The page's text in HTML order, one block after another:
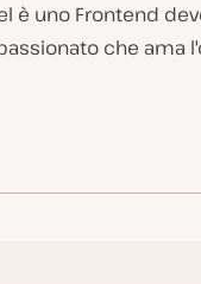
è uno Frontend
che ama